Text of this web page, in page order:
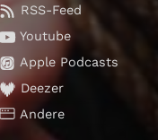
RSS-Feed
Youtube
Apple Podcasts
Deezer
Andere